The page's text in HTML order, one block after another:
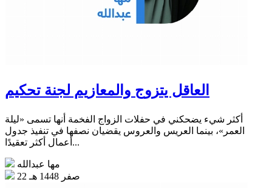
العاقل يتزوج والمعازيم لجنة تحكيم
أكثر شيء يضحكني في حفلات الزواج الفخمة أنها تسمى «ليلة
العمر»، بينما العريس والعروس يقضيان نصفها في تنفيذ جدول
أعمال أكثر تعقيدًا...
مها عبدالله
22 صفر 1448 هـ